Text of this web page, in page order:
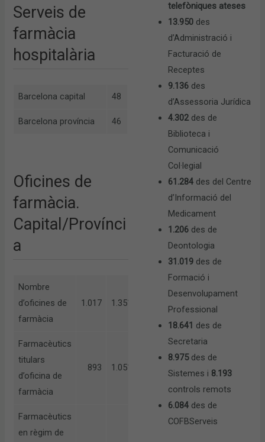
Serveis de
farmàcia
hospitalària
Barcelona capital 48
Barcelona província 46
Oficines de
farmàcia.
Capital/Provínci
a
Nombre
d’oficines de
farmàcia
1.017 1.351
Farmacèutics
titulars
d’oficina de
farmàcia
893 1.051
Farmacèutics
en règim de
telefòniques ateses
13.950des
d’Administració i
Facturació de
Receptes
9.136des
d’Assessoria Jurídica
4.302des de
Biblioteca i
Comunicació
Col·legial
61.284des del Centre
d’Informació del
Medicament
1.206 des de
Deontologia
31.019des de
Formació i
Desenvolupament
Professional
18.641 des de
Secretaria
8.975des de
Sistemes i 8.193
controls remots
6.084 des de
COFBServeis